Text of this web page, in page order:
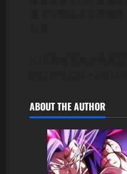
ABOUT THE AUTHOR